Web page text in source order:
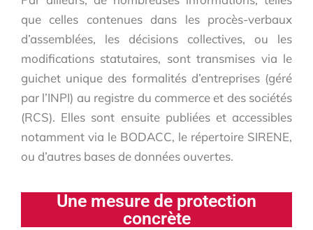
que celles contenues dans les procès-verbaux
d’assemblées, les décisions collectives, ou les
modifications statutaires, sont transmises via le
guichet unique des formalités d’entreprises (géré
par l’INPI) au registre du commerce et des sociétés
(RCS). Elles sont ensuite publiées et accessibles
notamment via le BODACC, le répertoire SIRENE,
ou d’autres bases de données ouvertes.
Une mesure de protection
concrète